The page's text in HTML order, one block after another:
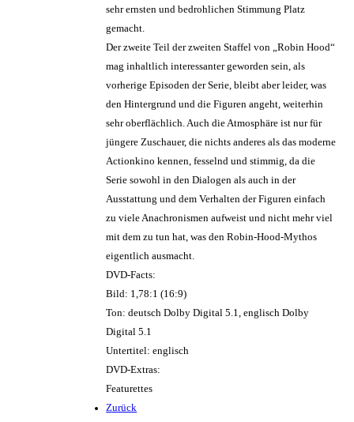
sehr ernsten und bedrohlichen Stimmung Platz
gemacht.
Der zweite Teil der zweiten Staffel von „Robin Hood“
mag inhaltlich interessanter geworden sein, als
vorherige Episoden der Serie, bleibt aber leider, was
den Hintergrund und die Figuren angeht, weiterhin
sehr oberflächlich. Auch die Atmosphäre ist nur für
jüngere Zuschauer, die nichts anderes als das moderne
Actionkino kennen, fesselnd und stimmig, da die
Serie sowohl in den Dialogen als auch in der
Ausstattung und dem Verhalten der Figuren einfach
zu viele Anachronismen aufweist und nicht mehr viel
mit dem zu tun hat, was den Robin-Hood-Mythos
eigentlich ausmacht.
DVD-Facts:
Bild: 1,78:1 (16:9)
Ton: deutsch Dolby Digital 5.1, englisch Dolby
Digital 5.1
Untertitel: englisch
DVD-Extras:
Featurettes
Zurück